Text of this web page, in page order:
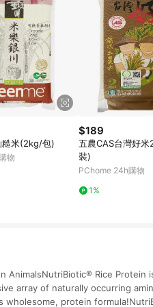
糙米(2kg/包)
物
$189
五農CAS台灣好
裝)
PChome 24h購物
1%
AnimalsNutriBiotic® Rice
array of naturally occurring
protein